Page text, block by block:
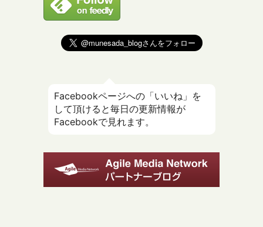
Facebookページへの「いいね」を
して頂けると毎日の更新情報が
Facebookで見れます。